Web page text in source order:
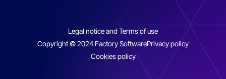
Legal notice and Terms of use
Copyright © 2024 Factory SoftwarePrivacy policy
Cookies policy